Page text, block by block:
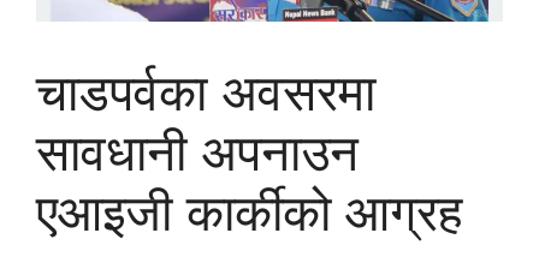
चाडपर्वका अवसरमा
सावधानी अपनाउन
एआइजी कार्कीको आग्रह